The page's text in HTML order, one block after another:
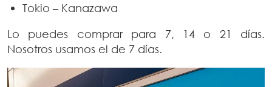
Tokio – Kanazawa
Lo puedes comprar para 7, 14 o 21 días.
Nosotros usamos el de 7 días.